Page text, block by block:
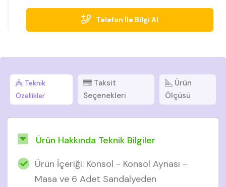
Telefon İle Bilgi Al
Teknik
Özellikler
Taksit
Seçenekleri
Ürün
Ölçüsü
Ürün Hakkında Teknik Bilgiler
Ürün İçeriği: Konsol - Konsol Aynası -
Masa ve 6 Adet Sandalyeden